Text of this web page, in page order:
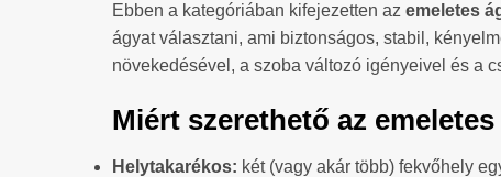
Ebben a kategóriában kifejezetten az emeletes
ágyat választani, ami biztonságos, stabil,
növekedésével, a szoba változó igényeivel és a
Miért szerethető az
Helytakarékos: két (vagy akár több) fekvőhely